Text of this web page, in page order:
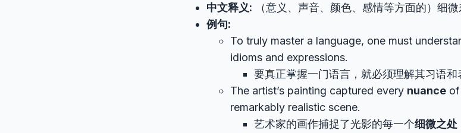
中文释义: （意义、声音、颜色、感情等方面的）细
例句:
To truly master a language, one must
idioms and expressions.
要真正掌握一门语言，就必须理解其习语和
The artist’s painting captured every nuance
remarkably realistic scene.
艺术家的画作捕捉了光影的每一个细微之处